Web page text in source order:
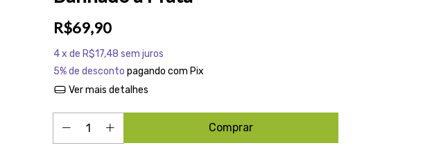
R$69,90
4x de R$17,48 sem juros
5% de desconto pagando com Pix
Ver mais detalhes